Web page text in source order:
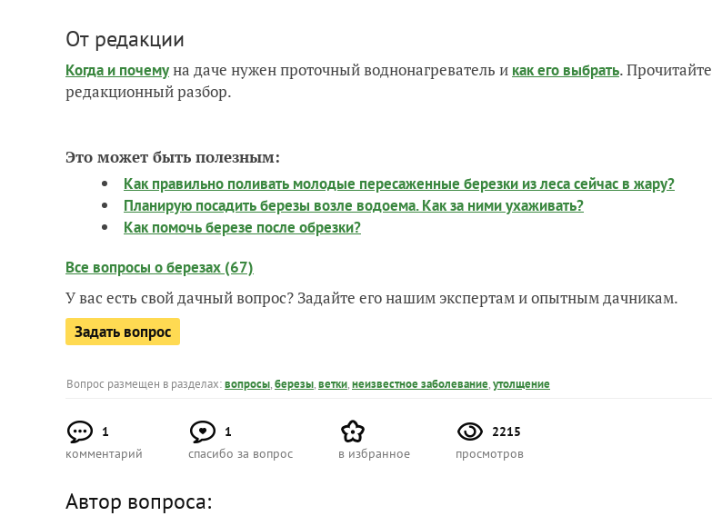
От редакции
Когда и почемуна даче нужен проточный воднонагреватель и как его выбрать. Прочитайте
редакционный разбор.
Это может быть полезным:
Как правильно поливать молодые пересаженные березки из леса сейчас в жару?
Планирую посадить березы возле водоема. Как за ними ухаживать?
Как помочь березе после обрезки?
Все вопросы о березах (67)
У вас есть свой дачный вопрос? Задайте его нашим экспертам и опытным дачникам.
Задать вопрос
Вопрос размещен в разделах:вопросы,березы,ветки,неизвестное заболевание,утолщение
1
комментарий
1
спасибо за вопрос
в избранное
2215
просмотров
Автор вопроса: